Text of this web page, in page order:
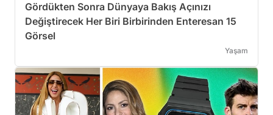
Gördükten Sonra Dünyaya Bakış Açınızı
Değiştirecek Her Biri Birbirinden Enteresan 15
Görsel
Yaşam